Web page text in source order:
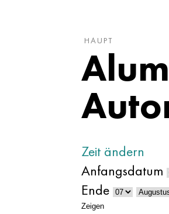
HAUPT
Zeit ändern
Anfangsdatum
Ende
Zeigen